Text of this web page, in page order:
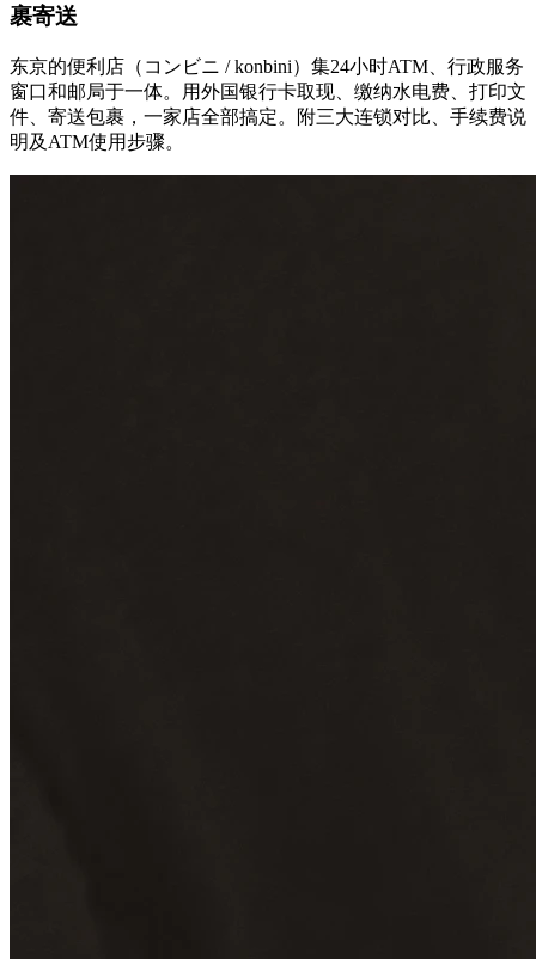
裹寄送
东京的便利店（コンビニ / konbini）集24小时ATM、行政服务
窗口和邮局于一体。用外国银行卡取现、缴纳水电费、打印文
件、寄送包裹，一家店全部搞定。附三大连锁对比、手续费说
明及ATM使用步骤。